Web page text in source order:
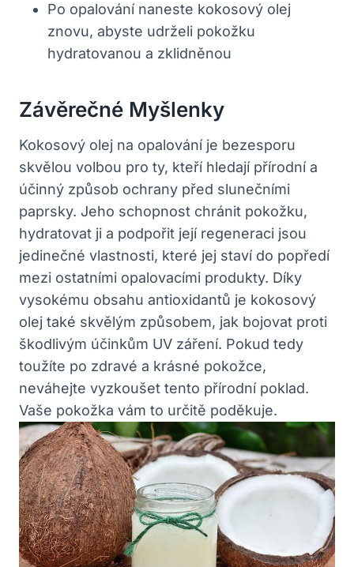
Po opalování naneste kokosový olej
znovu, abyste udrželi pokožku
hydratovanou a zklidněnou
Závěrečné Myšlenky
Kokosový olej na opalování je bezesporu
skvělou volbou pro ty, kteří hledají přírodní a
účinný způsob ochrany před slunečními
paprsky. Jeho schopnost chránit pokožku,
hydratovat ji a podpořit její regeneraci jsou
jedinečné vlastnosti, které jej staví do popředí
mezi ostatními opalovacími produkty. Díky
vysokému obsahu antioxidantů je kokosový
olej také skvělým způsobem, jak bojovat proti
škodlivým účinkům UV záření. Pokud tedy
toužíte po zdravé a krásné pokožce,
neváhejte vyzkoušet tento přírodní poklad.
Vaše pokožka vám to určitě poděkuje.